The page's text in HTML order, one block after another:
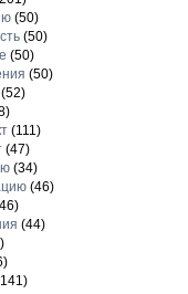
(50)
(50)
(50)
(50)
(52)
(111)
(47)
(34)
(46)
(44)